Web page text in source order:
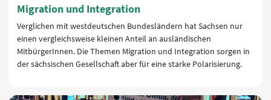
Migration und Integration
Verglichen mit westdeutschen Bundesländern hat Sachsen nur
einen vergleichsweise kleinen Anteil an ausländischen
MitbürgerInnen. Die Themen Migration und Integration sorgen in
der sächsischen Gesellschaft aber für eine starke Polarisierung.